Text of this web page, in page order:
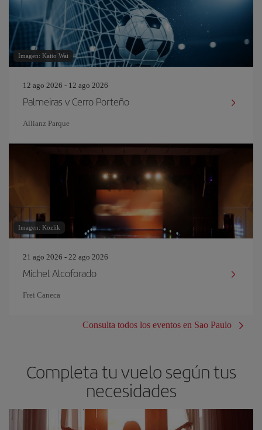
Imagen: Kaito Wai
12 ago 2026 - 12 ago 2026
Palmeiras v Cerro Porteño
Allianz Parque
Imagen: Kozlik
21 ago 2026 - 22 ago 2026
Michel Alcoforado
Frei Caneca
Consulta todos los eventos en Sao Paulo
Completa tu vuelo según tus
necesidades